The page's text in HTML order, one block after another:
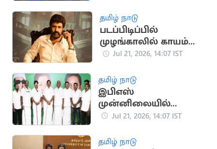
வைரல்
தமிழ் நாடு
படப்பிடிப்பில்
முழங்காலில் காயம்
அடைந்த நடிகர்
Jul 21, 2026, 14:07 IST
தமிழ் நாடு
இபிஎஸ்
முன்னிலையில்
அதிமுகவில்
நிர்வாகிகள்
Jul 21, 2026, 14:07 IST
தமிழ் நாடு